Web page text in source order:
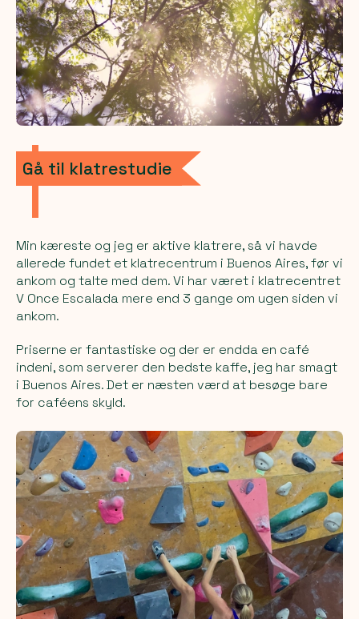
Gå til klatrestudie
Min kæreste og jeg er aktive klatrere, så vi havde
allerede fundet et klatrecentrum i Buenos Aires, før vi
ankom og talte med dem. Vi har været i klatrecentret
V Once Escalada mere end 3 gange om ugen siden vi
ankom.
Priserne er fantastiske og der er endda en café
indeni, som serverer den bedste kaffe, jeg har smagt
i Buenos Aires. Det er næsten værd at besøge bare
for caféens skyld.